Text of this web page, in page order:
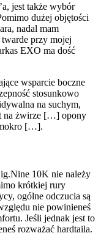
jest także wybór
dużej objętości
nadal mam
przy mojej
EXO ma dość
wsparcie boczne
stosunkowo
na suchym,
na żwirze […] opony
mokro […].
10K nie należy
krótkiej rury
ogólne odczucia są
nie powinieneś
Jeśli jednak jest to
rozważać hardtaila.